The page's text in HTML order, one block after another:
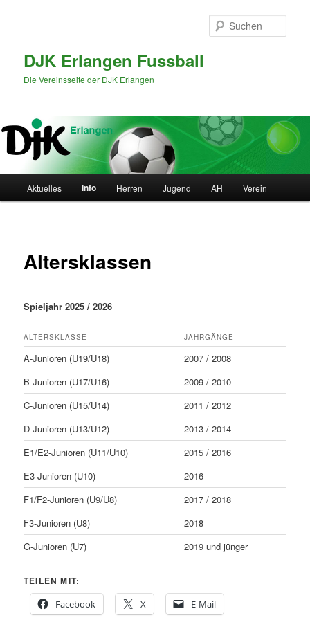
DJK Erlangen Fussball
Die Vereinsseite der DJK Erlangen
Aktuelles Info Herren Jugend AH Verein
Altersklassen
Spieljahr 2025 / 2026
ALTERSKLASSE JAHRGÄNGE
A-Junioren (U19/U18)
2007 / 2008
B-Junioren (U17/U16)
2009 / 2010
C-Junioren (U15/U14)
2011 / 2012
D-Junioren (U13/U12)
2013 / 2014
E1/E2-Junioren (U11/U10)
2015 / 2016
E3-Junioren (U10)
2016
F1/F2-Junioren (U9/U8)
2017 / 2018
F3-Junioren (U8)
2018
G-Junioren (U7)
2019 und jünger
TEILEN MIT:
Facebook
X E-Mail